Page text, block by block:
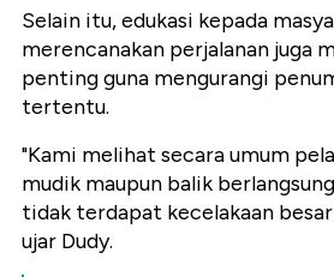
Selain itu, edukasi kepada
merencanakan perjalanan juga
penting guna mengurangi
tertentu.
"Kami melihat secara umum
mudik maupun balik
tidak terdapat kecelakaan
ujar Dudy.